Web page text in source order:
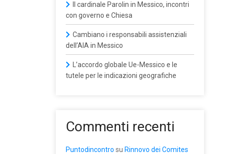
Il cardinale Parolin in Messico, incontri
con governo e Chiesa
Cambiano i responsabili assistenziali
dell’AIA in Messico
L’accordo globale Ue-Messico e le
tutele per le indicazioni geografiche
Commenti recenti
Puntodincontro su Rinnovo dei Comites